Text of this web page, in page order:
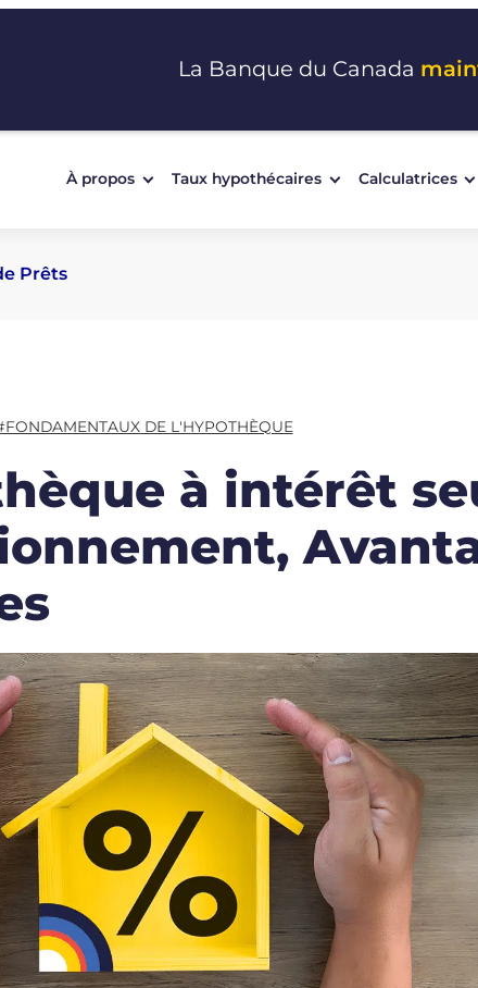
La Banque du Canada
À propos Taux hypothécaires Calculatrices
Prêts
DE L'HYPOTHÈQUE
à intérêt